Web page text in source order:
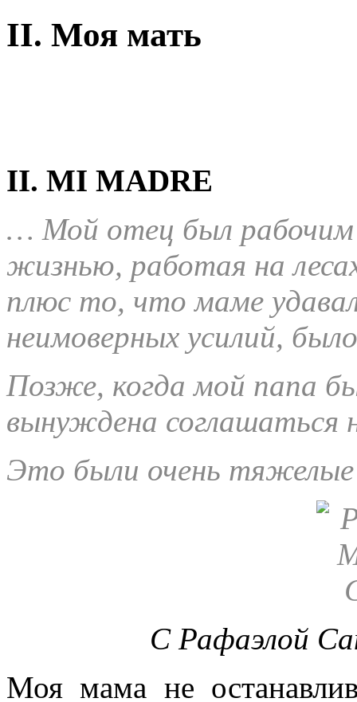
II. Моя мать
II. MI MADRE
… Мой отец был рабочим
жизнью, работая на
плюс то, что маме
неимоверных усилий,
Позже, когда мой папа
вынуждена соглашаться
Это были очень тяжелые
С Рафаэлой
Моя мама не